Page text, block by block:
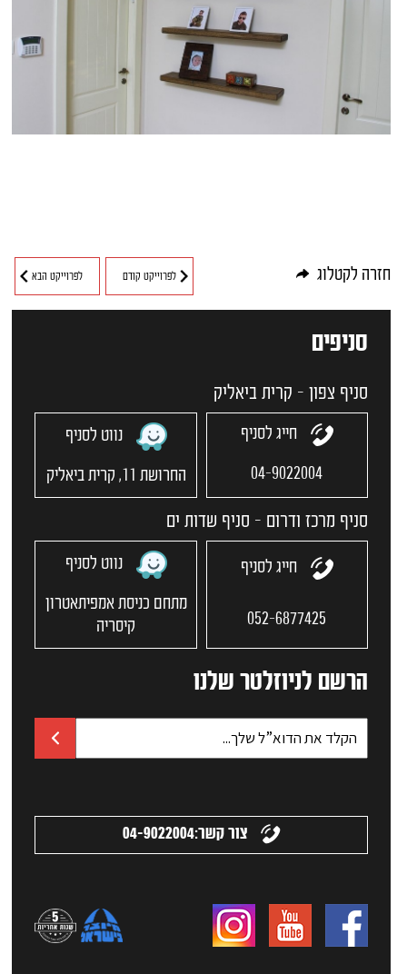
חזרה לקטלוג לפרוייקט קודם לפרוייקט הבא
סניפים
סניף צפון - קרית ביאליק
חייג לסניף
04-9022004
נווט לסניף
החרושת 11, קרית ביאליק
סניף מרכז ודרום - סניף שדות ים
חייג לסניף
052-6877425
נווט לסניף
מתחם כניסת אמפיתאטרון
קיסריה
הרשם לניוזלטר שלנו
צור קשר:04-9022004